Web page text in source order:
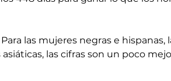
las mujeres negras e hispanas,
las cifras son un poco